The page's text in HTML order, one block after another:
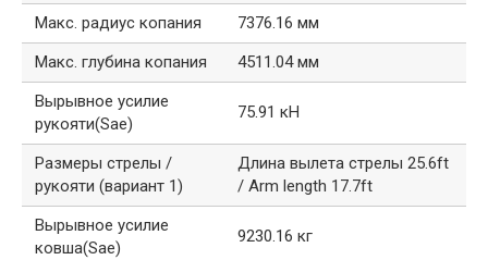
Макс. радиус копания
7376.16 мм
Макс. глубина копания
4511.04 мм
Вырывное усилие
рукояти(Sae)
75.91 кН
Размеры стрелы /
рукояти (вариант 1)
Длина вылета стрелы 25.6ft
/ Arm length 17.7ft
Вырывное усилие
ковша(Sae)
9230.16 кг